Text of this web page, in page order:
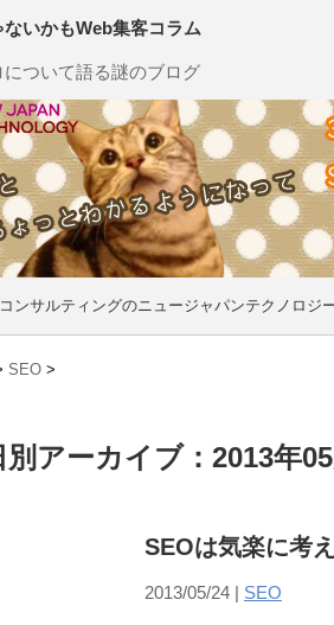
いかもWeb集客コラム
ついて語る謎のブログ
ンサルティングのニュージャパンテクノロジ
SEO >
別アーカイブ：2013年
SEOは気楽に考
2013/05/24 | SEO